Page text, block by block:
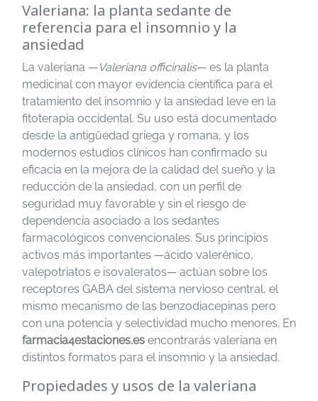
Valeriana: la planta sedante de
referencia para el insomnio y la
ansiedad
La valeriana —Valeriana officinalis— es la planta
medicinal con mayor evidencia científica para el
tratamiento del insomnio y la ansiedad leve en la
fitoterapia occidental. Su uso está documentado
desde la antigüedad griega y romana, y los
modernos estudios clínicos han confirmado su
eficacia en la mejora de la calidad del sueño y la
reducción de la ansiedad, con un perfil de
seguridad muy favorable y sin el riesgo de
dependencia asociado a los sedantes
farmacológicos convencionales. Sus principios
activos más importantes —ácido valerénico,
valepotriatos e isovaleratos— actúan sobre los
receptores GABA del sistema nervioso central, el
mismo mecanismo de las benzodiacepinas pero
con una potencia y selectividad mucho menores. En
farmacia4estaciones.es encontrarás valeriana en
distintos formatos para el insomnio y la ansiedad.
Propiedades y usos de la valeriana